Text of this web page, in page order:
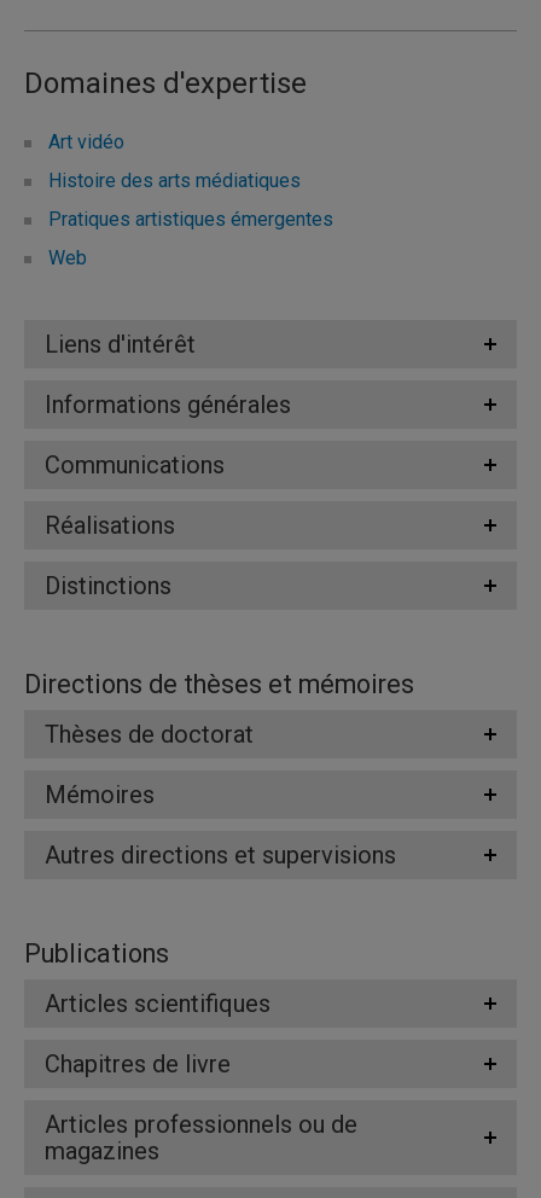
Domaines d'expertise
Art vidéo
Histoire des arts médiatiques
Pratiques artistiques émergentes
Web
Liens d'intérêt
Informations générales
Communications
Réalisations
Distinctions
Directions de thèses et mémoires
Thèses de doctorat
Mémoires
Autres directions et supervisions
Publications
Articles scientifiques
Chapitres de livre
Articles professionnels ou de
magazines